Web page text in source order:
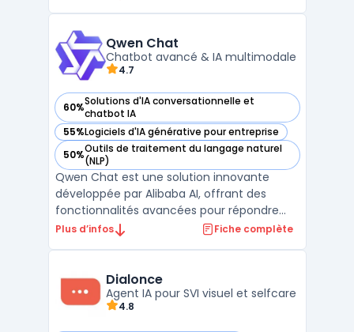
contextes volumineux ou analysant une
documentation t ...
Qwen Chat
Chatbot avancé & IA multimodale
4.7
60%Solutions d'IA conversationnelle et
chatbot IA
— voir Qwen Chat dans cette catégorie
55%Logiciels d'IA générative pour entreprise
— voir Qwen Chat dans cette catégorie
50%Outils de traitement du langage naturel
(NLP)
— voir Qwen Chat dans cette catégorie
Qwen Chat est une solution innovante
développée par Alibaba AI, offrant des
fonctionnalités avancées pour répondre
aux besoins des entreprises et des
multimodaux comme Qwen2.5-Plus et
Qwen2-VL-Max, cette platefor ...
Plus d’infos Fiche complète
Dialonce
Agent IA pour SVI visuel et selfcare
4.8